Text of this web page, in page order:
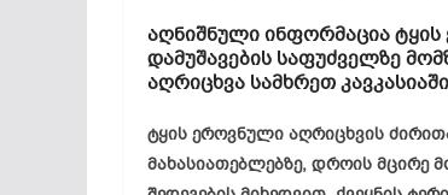
აღნიშნული ინფორმაცია ტყის
დამუშავების საფუძველზე
აღრიცხვა სამხრეთ
ტყის ეროვნული აღრიცხვის
მახასიათებლებზე, დროის მცირე